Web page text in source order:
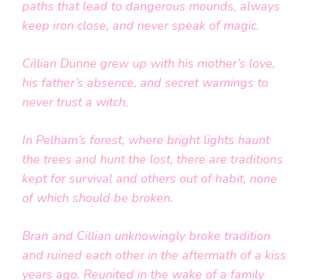
paths that lead to dangerous mounds, always
keep iron close, and never speak of magic.
Cillian Dunne grew up with his mother’s love,
his father’s absence, and secret warnings to
never trust a witch.
In Pelham’s forest, where bright lights haunt
the trees and hunt the lost, there are traditions
kept for survival and others out of habit, none
of which should be broken.
Bran and Cillian unknowingly broke tradition
and ruined each other in the aftermath of a kiss
years ago. Reunited in the wake of a family